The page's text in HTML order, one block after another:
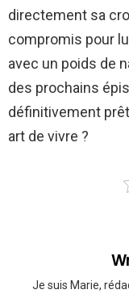
directement sa
compromis pour
avec un poids de
des prochains
définitivement
art de vivre ?
Je suis Marie,